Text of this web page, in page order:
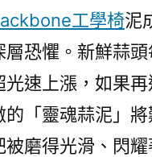
工學椅泥
恐懼。新鮮蒜
速上漲，如果再
「靈魂蒜泥」將
被磨得光滑、閃